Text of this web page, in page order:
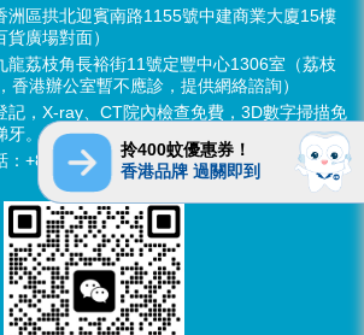
洲區拱北迎賓南路1155號中建商業大廈15樓
貨廣場對面）
龍荔枝角長裕街11號定豐中心1306室（荔枝
香港辦公室暫不應診，提供網絡諮詢）
記，X-ray、CT院內檢查免費，3D數字掃描免
。另有速遞代收存放服務。
：+852 6637 2280
拎400蚊優惠券！
香港品牌 過關即到